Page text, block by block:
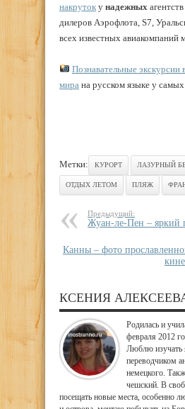
накруток у надежных
дилеров Аэрофлота, S7,
всех известных авиакомпаний
Познавательные экскурсии
мира на русском языке у
Метки: КУРОРТ ЛАЗУРНЫЙ
ОТДЫХ ЛЕТОМ ПЛЯЖ
Предыдущий:
Жуан-ле-Пен – яркий
Канны – фото
КСЕНИЯ
Родилась и
февраля 2012
Люблю изучать
переводчиком
немецкого.
чешский. В
посещать новые места, особенно